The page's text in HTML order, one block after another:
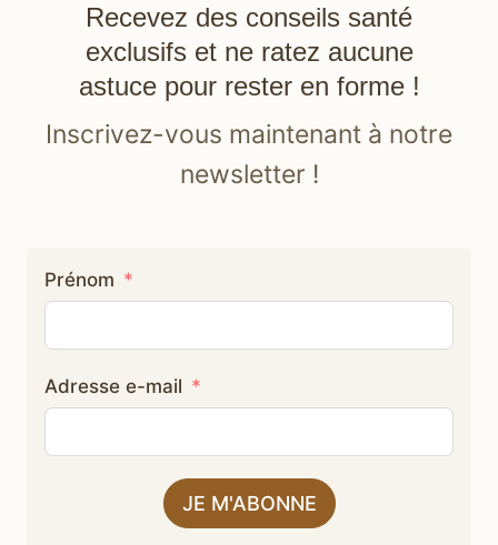
Recevez des conseils santé
exclusifs et ne ratez aucune
astuce pour rester en forme !
Inscrivez-vous maintenant à notre
newsletter !
Prénom
Adresse e-mail
JE M'ABONNE